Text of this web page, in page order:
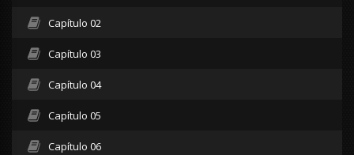
Capítulo 02
Capítulo 03
Capítulo 04
Capítulo 05
Capítulo 06